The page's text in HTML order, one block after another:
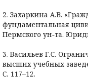
2. Захаркина А.В.
фундаментальная
Пермского ун-та.
3. Васильев Г.С.
высших учебных
С. 117–12.